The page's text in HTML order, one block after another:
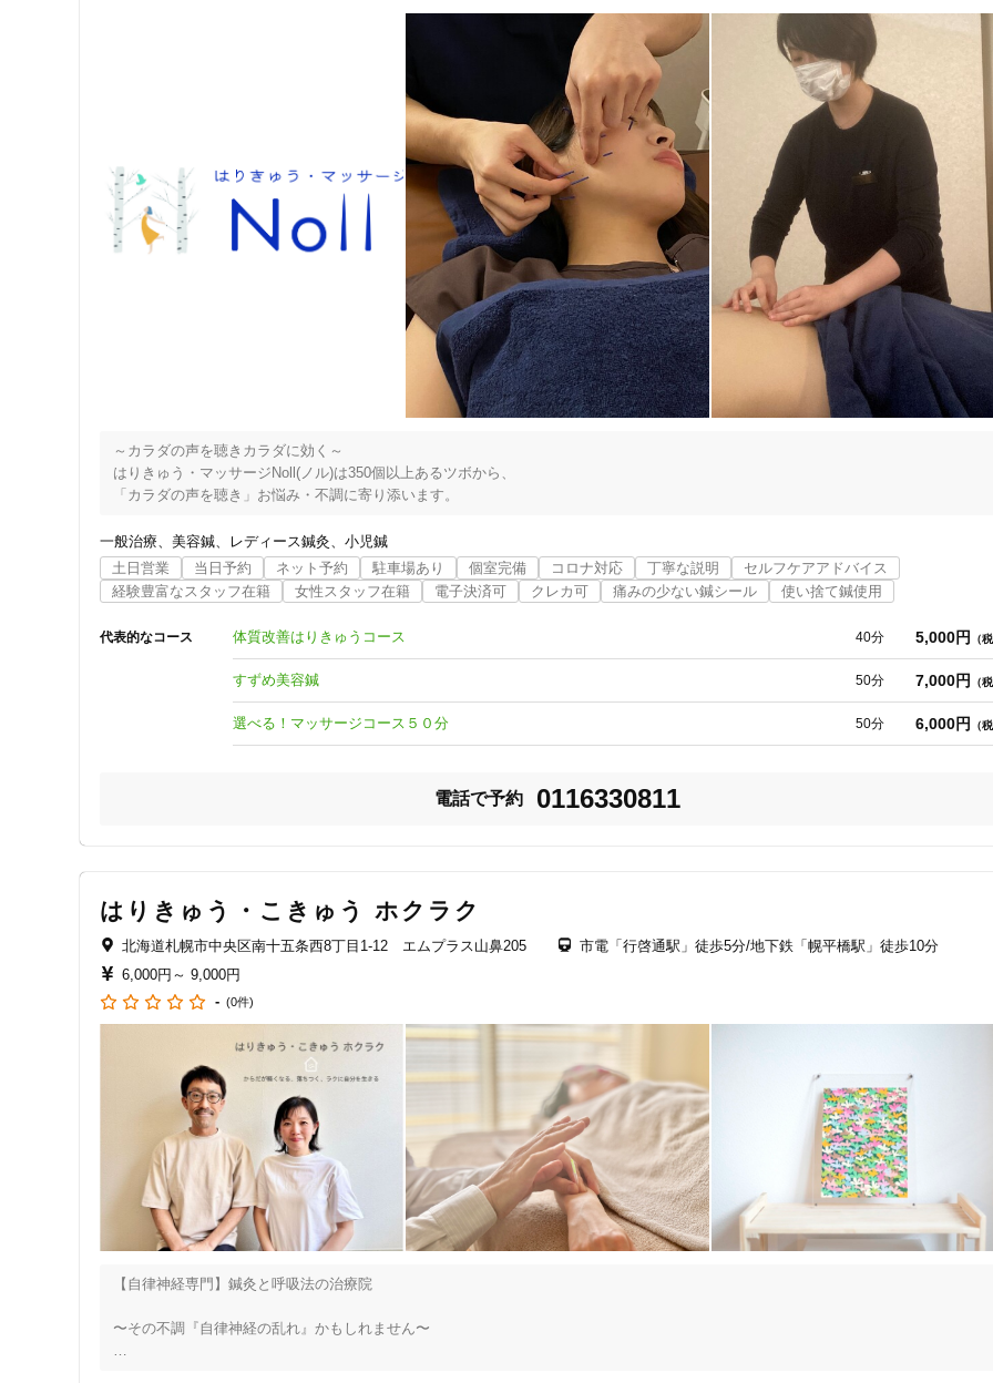
住所
ジャンル
土日営業
通院手段の特徴
設備の特徴
キッズスペースあり バリアフリー 個室完備
女性向けの特徴
女性スタッフ在籍 女性限定
接客・サービスの特徴
コロナ対応
～カラダの声を聴きカラダに効く～
はりきゅう・マッサージNoll(ノル)は350個以上あるツボから、
「カラダの声を聴き」お悩み・不調に寄り添います。
一般治療 美容鍼 レディース鍼灸
小児鍼
土日営業
当日予約 ネット予約 駐車場あり 個室完備 コロナ対応 丁寧な説明
セルフケアアドバイス
経験豊富なスタッフ在籍
女性スタッフ在籍 電子決済可 クレカ可 痛みの少ない鍼シール 使い捨て鍼使用
代表的なコース 体質改善はりきゅうコース 40分 5,000円 （
すずめ美容鍼 50分 7,000円 （
選べる！マッサージコース５０分 50分 6,000円 （
電話で予約 0116330811
はりきゅう・こきゅう ホクラク
北海道札幌市中央区南十五条西8丁目1-12 エムプラス山鼻205
市電「行啓通駅」徒歩5分/地下鉄「幌平橋駅」徒歩10分
6,000円～ 9,000円
- (0件)
【自律神経専門】鍼灸と呼吸法の治療院
〜その不調『自律神経の乱れ』かもしれません〜
「健康にはりを見た」